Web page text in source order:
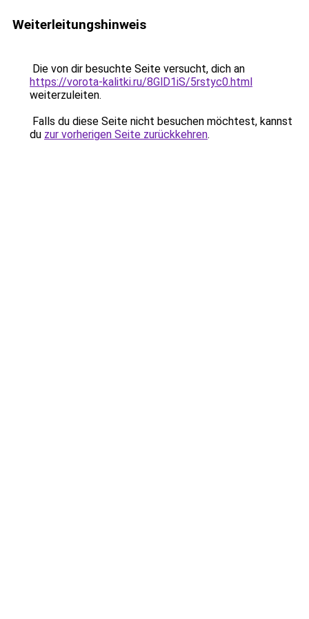
Weiterleitungshinweis
Die von dir besuchte Seite versucht, dich an
https://vorota-kalitki.ru/8GlD1iS/5rstyc0.html
weiterzuleiten.
Falls du diese Seite nicht besuchen möchtest, kannst
du zur vorherigen Seite zurückkehren.